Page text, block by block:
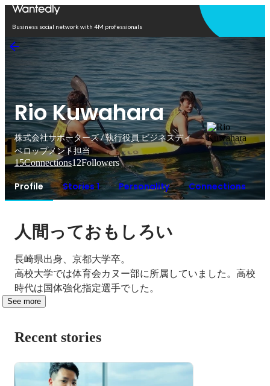
Business social network with 4M professionals
Rio Kuwahara
株式会社サポーターズ / 執行役員 ビジネスディ
ベロップメント担当
15Connections12Followers
Profile Stories 1 Personality Connections
人間っておもしろい
長崎県出身、京都大学卒。
高校大学では体育会カヌー部に所属していました。高校
時代は国体強化指定選手でした。
See more
Recent stories